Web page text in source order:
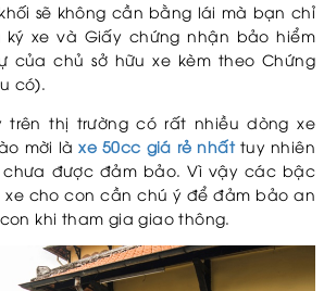
sẽ không cần bằng lái mà bạn chỉ
xe và Giấy chứng nhận bảo hiểm
của chủ sở hữu xe kèm theo Chứng
có).
trên thị trường có rất nhiều dòng xe
mời làxe 50cc giá rẻ nhấttuy nhiên
được đảm bảo. Vì vậy các bậc
xe cho con cần chú ý để đảm bảo an
khi tham gia giao thông.